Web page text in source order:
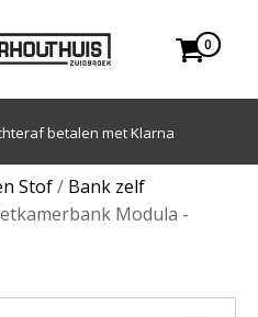
0
en BE. Afhalen ook mogelijk.
Stof/ Bank zelf
Modula -